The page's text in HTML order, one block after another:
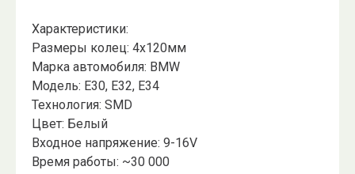
Характеристики:
Размеры колец: 4x120мм
Марка автомобиля: BMW
Модель: E30, E32, E34
Технология: SMD
Цвет: Белый
Входное напряжение: 9-16V
Время работы: ~30 000